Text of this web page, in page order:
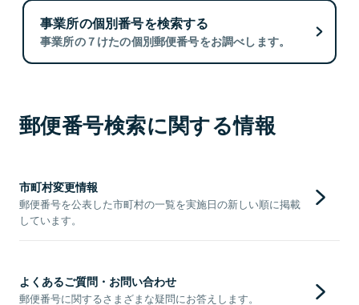
事業所の個別番号を検索する
事業所の７けたの個別郵便番号をお調べします。
郵便番号検索に関する情報
市町村変更情報
郵便番号を公表した市町村の一覧を実施日の新しい順に掲載
しています。
よくあるご質問・お問い合わせ
郵便番号に関するさまざまな疑問にお答えします。